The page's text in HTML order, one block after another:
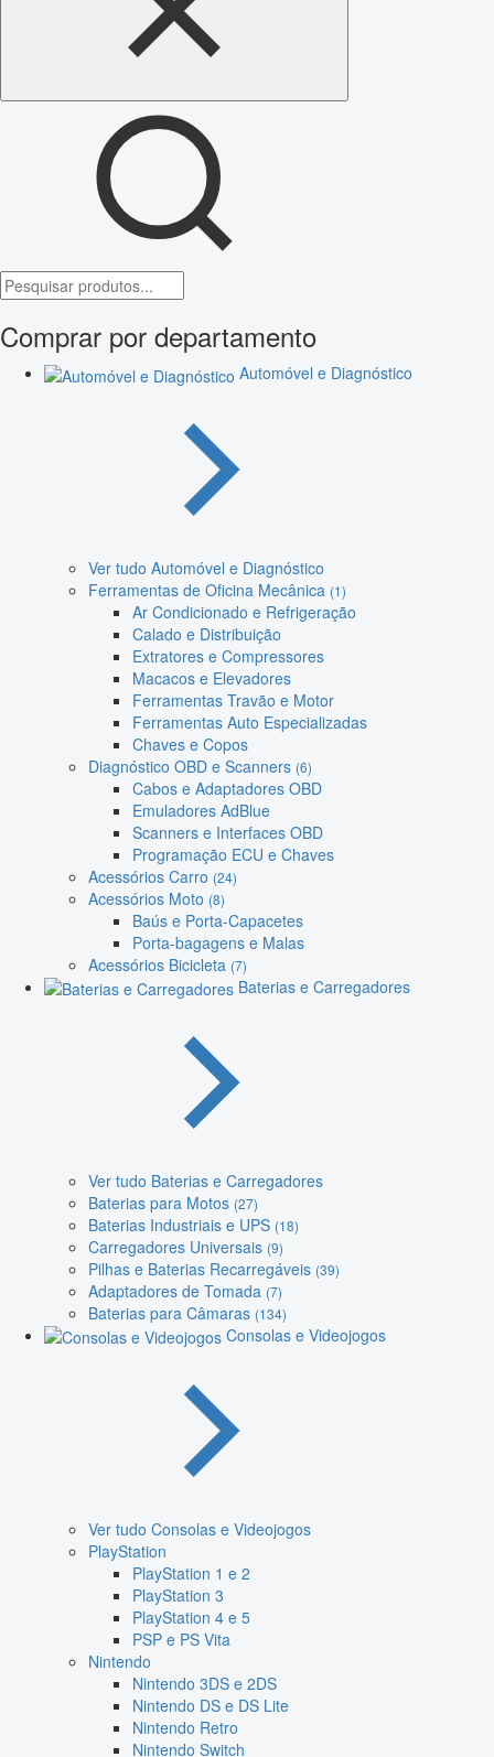
Comprar por departamento
Automóvel e Diagnóstico
Ver tudo Automóvel e Diagnóstico
Ferramentas de Oficina Mecânica (1)
Ar Condicionado e Refrigeração
Calado e Distribuição
Extratores e Compressores
Macacos e Elevadores
Ferramentas Travão e Motor
Ferramentas Auto Especializadas
Chaves e Copos
Diagnóstico OBD e Scanners (6)
Cabos e Adaptadores OBD
Emuladores AdBlue
Scanners e Interfaces OBD
Programação ECU e Chaves
Acessórios Carro (24)
Acessórios Moto (8)
Baús e Porta-Capacetes
Porta-bagagens e Malas
Acessórios Bicicleta (7)
Baterias e Carregadores
Ver tudo Baterias e Carregadores
Baterias para Motos (27)
Baterias Industriais e UPS (18)
Carregadores Universais (9)
Pilhas e Baterias Recarregáveis (39)
Adaptadores de Tomada (7)
Baterias para Câmaras (134)
Consolas e Videojogos
Ver tudo Consolas e Videojogos
PlayStation
PlayStation 1 e 2
PlayStation 3
PlayStation 4 e 5
PSP e PS Vita
Nintendo
Nintendo 3DS e 2DS
Nintendo DS e DS Lite
Nintendo Retro
Nintendo Switch